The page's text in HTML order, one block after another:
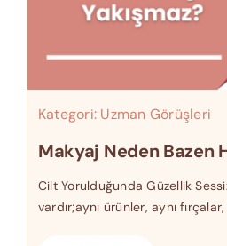
Kategori: Uzman Görüşleri
Makyaj Neden Bazen
Cilt Yorulduğunda Güzellik
vardır;aynı ürünler, aynı fırçalar,